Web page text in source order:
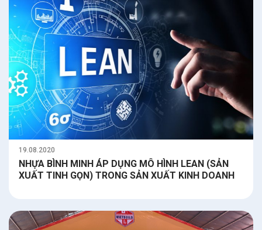
19.08.2020
NHỰA BÌNH MINH ÁP DỤNG MÔ HÌNH LEAN (SẢN
XUẤT TINH GỌN) TRONG SẢN XUẤT KINH DOANH